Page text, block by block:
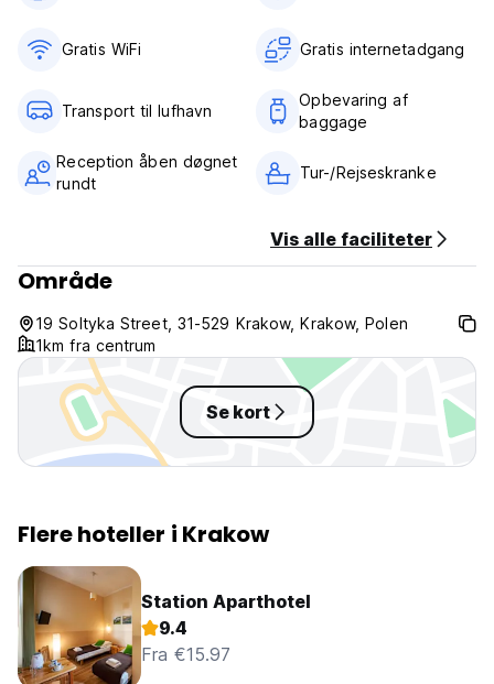
Gratis WiFi Gratis internetadgang
Transport til lufhavn
Opbevaring af
baggage
Reception åben døgnet
rundt
Tur-/Rejseskranke
Vis alle faciliteter
Område
19 Soltyka Street, 31-529 Krakow, Krakow, Polen
1km fra centrum
Se kort
Flere hoteller i Krakow
Station Aparthotel
9.4
Fra €15.97